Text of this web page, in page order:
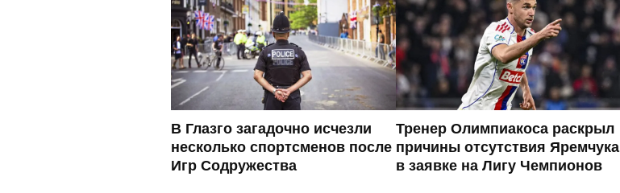
В Глазго загадочно исчезли
несколько спортсменов после
Игр Содружества
Тренер Олимпиакоса раскрыл
причины отсутствия Яремчука
в заявке на Лигу Чемпионов